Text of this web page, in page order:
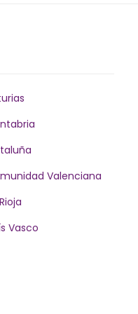
Valenciana
Vasco